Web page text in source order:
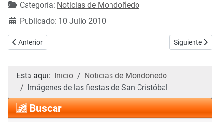
Categoría: Noticias de Mondoñedo
Publicado: 10 Julio 2010
Artículo anterior: Fotografías de las celebraciones del día del Carmen
Anterior Artículo
Siguiente
Está aquí: Inicio
Noticias de Mondoñedo
Imágenes de las fiestas de San Cristóbal
Buscar